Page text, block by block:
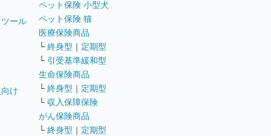
ール
け
ペット保険 小型犬
ペット保険 猫
医療保険商品
└ 終身型 ｜ 定期型
└ 引受基準緩和型
生命保険商品
└ 終身型 ｜ 定期型
└ 収入保障保険
がん保険商品
└ 終身型 ｜ 定期型